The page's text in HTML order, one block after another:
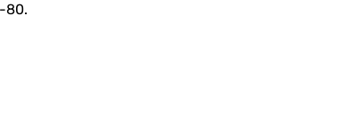
80.